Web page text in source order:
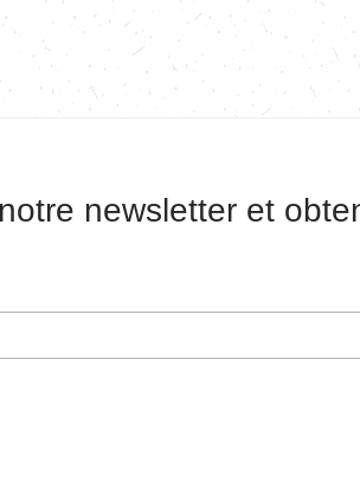
newsletter et